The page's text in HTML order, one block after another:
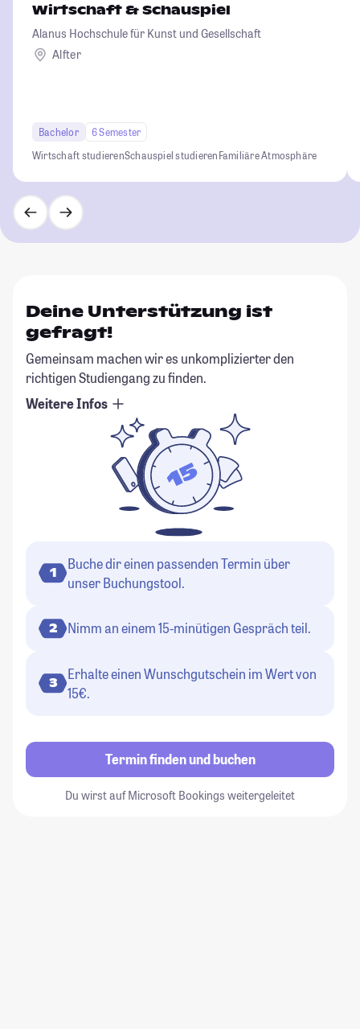
Wirtschaft & Schauspiel
Alanus Hochschule für Kunst und Gesellschaft
Alfter
Bachelor
6 Semester
Wirtschaft studierenSchauspiel studierenFamiliäre Atmosphäre
Deine Unterstützung ist
gefragt!
Gemeinsam machen wir es unkomplizierter den
richtigen Studiengang zu finden.
Weitere Infos
1
Buche dir einen passenden Termin über
unser Buchungstool.
2 Nimm an einem 15-minütigen Gespräch teil.
3
Erhalte einen Wunschgutschein im Wert von
15€.
Termin finden und buchen
Du wirst auf Microsoft Bookings weitergeleitet